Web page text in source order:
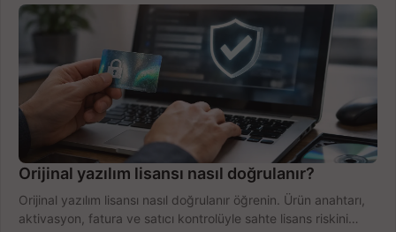
Orijinal yazılım lisansı nasıl doğrulanır?
Orijinal yazılım lisansı nasıl doğrulanır öğrenin. Ürün anahtarı,
aktivasyon, fatura ve satıcı kontrolüyle sahte lisans riskini